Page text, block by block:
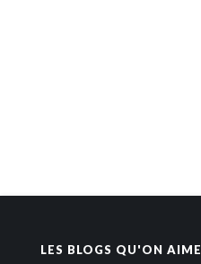
LES BLOGS QU'ON AIME